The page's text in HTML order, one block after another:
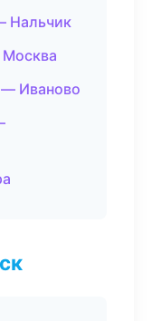
Нальчик
— Иваново